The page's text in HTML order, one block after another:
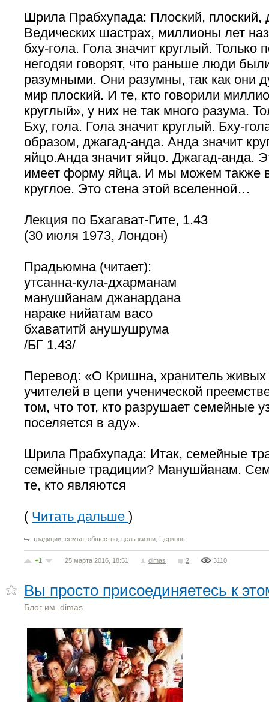
Шрила Прабхупада: Плоский, плоский,
Ведических шастрах, миллионы лет
бху-гола. Гола значит круглый. Только
негодяи говорят, что раньше люди
разумными. Они разумны, так как они
мир плоский. И те, кто говорили
круглый», у них не так много разума.
Бху, гола. Гола значит круглый. Бху-
образом, джагад-анда. Анда значит
яйцо.Анда значит яйцо. Джагад-анда.
имеет форму яйца. И мы можем также
круглое. Это стена этой вселенной…
Лекция по Бхагават-Гите, 1.43
(30 июля 1973, Лондон)
Прадьюмна (читает):
утсанна-кула-дхарманам
манушйанам джанардана
нараке нийатам васо
бхаватитй анушушрума
/БГ 1.43/
Перевод: «О Кришна, хранитель живых
учителей в цепи ученической
том, что тот, кто разрушает семейные
поселяется в аду».
Шрила Прабхупада: Итак, семейные
семейные традиции? Манушйанам.
те, кто являются
( Читать дальше )
традиции, семья, общество, цель жизни, Церковь
+1 25 марта 2016, 18:51 dimas 2 3110
Вы просто присоединяетесь к
Блог им. dimas